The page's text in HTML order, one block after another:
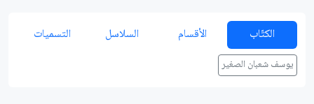
الكتّاب الأقسام السلاسل التسميات
يوسف شعبان الصغير